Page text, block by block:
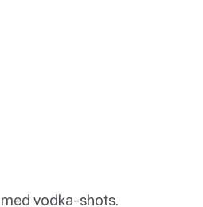
vodka-shots.